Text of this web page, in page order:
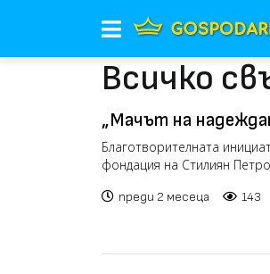
Всичко
„Мачът на
легенди със
Благотворителната
фондация на Стилиян
преди 2 месеца 143